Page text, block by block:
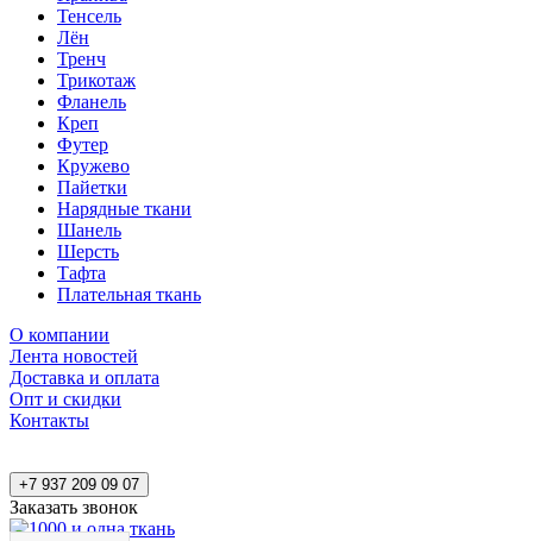
Тенсель
Лён
Тренч
Трикотаж
Фланель
Креп
Футер
Кружево
Пайетки
Нарядные ткани
Шанель
Шерсть
Тафта
Плательная ткань
О компании
Лента новостей
Доставка и оплата
Опт и скидки
Контакты
+7 937 209 09 07
Заказать звонок